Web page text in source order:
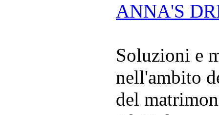
ANNA'S
Soluzioni e
nell'ambito
del